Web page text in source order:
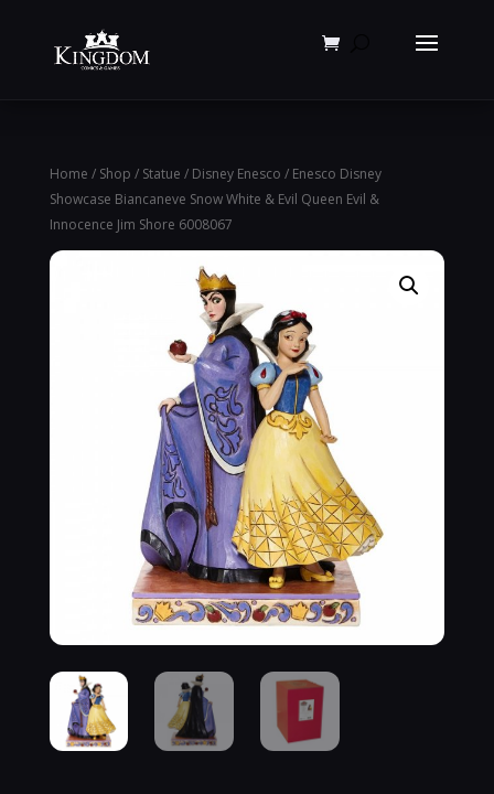
Home / Shop / Statue / Disney Enesco / Enesco Disney
Showcase Biancaneve Snow White & Evil Queen Evil &
Innocence Jim Shore 6008067